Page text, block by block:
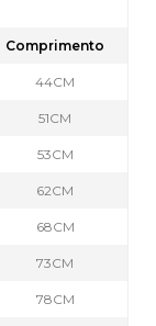
Comprimento
44CM
51CM
53CM
62CM
68CM
73CM
78CM